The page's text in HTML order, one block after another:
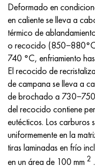
Deformado en
en caliente se lleva a
térmico de
o recocido
740 °C, enfriamiento
El recocido de
de campana se lleva a
de brochado a
del recocido contiene
eutécticos. Los carburos
uniformemente en la
tiras laminadas en frío
en un área de 100 mm 2 .